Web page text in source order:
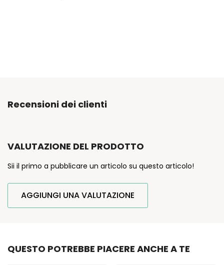
Recensioni dei clienti
VALUTAZIONE DEL PRODOTTO
Sii il primo a pubblicare un articolo su questo articolo!
AGGIUNGI UNA VALUTAZIONE
QUESTO POTREBBE PIACERE ANCHE A TE